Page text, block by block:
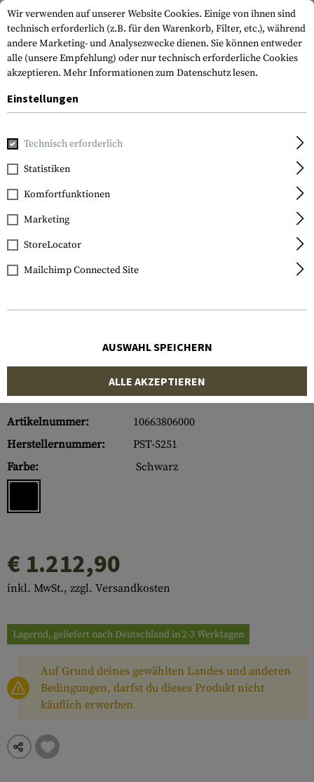
Home Waffenzubehör
Vortex Optics
Viper PST Gen II 5-25x50
SFP EBR-4 MOA
Artikelnummer:
10663806000
Herstellernummer:
PST-5251
Farbe:
Schwarz
€ 1.212,90
inkl. MwSt., zzgl. Versandkosten
Lagernd, geliefert nach Deutschland in 2-3 Werktagen
Auf Grund deines gewählten Landes und anderen
Bedingungen, darfst du dieses Produkt nicht
käuflich erwerben
Wir verwenden auf unserer Website Cookies. Einige von ihnen sind
technisch erforderlich (z.B. für den Warenkorb, Filter, etc.), während
andere Marketing- und Analysezwecke dienen. Sie können entweder
alle (unsere Empfehlung) oder nur technisch erforderliche Cookies
akzeptieren. Mehr Informationen zum Datenschutz lesen.
Einstellungen
Technisch erforderlich
Statistiken
Komfortfunktionen
Marketing
StoreLocator
Mailchimp Connected Site
AUSWAHL SPEICHERN
ALLE AKZEPTIEREN